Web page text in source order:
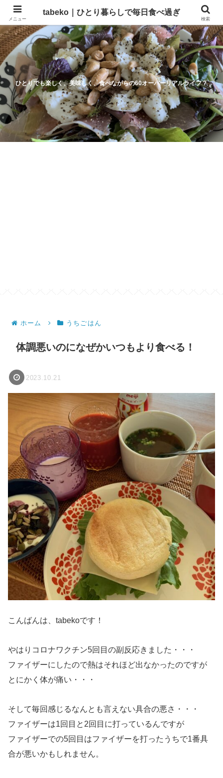
ひとりでも楽しく、美味しく、食べながらの60オーバーリアルライフ？
ホーム うちごはん
体調悪いのになぜかいつもより食べる！
2023.10.21
こんばんは、tabekoです！
やはりコロナワクチン5回目の副反応きました・・・
ファイザーにしたので熱はそれほど出なかったのですが
とにかく体が痛い・・・
そして毎回感じるなんとも言えない具合の悪さ・・・
ファイザーは1回目と2回目に打っているんですが
ファイザーでの5回目はファイザーを打ったうちで1番具
合が悪いかもしれません。
メニュー
tabeko｜ひとり暮らしで毎日食べ過ぎ
検索